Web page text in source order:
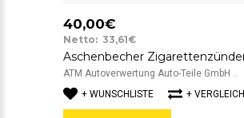
40,00€
Netto: 33,61€
ATM Autoverwertung Auto-Teile GmbH ..
+ WUNSCHLISTE
+ VERGLEICH